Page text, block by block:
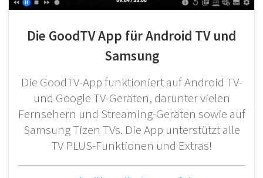
Die GoodTV App für Android TV und
Samsung
Die GoodTV-App funktioniert auf Android TV-
und Google TV-Geräten, darunter vielen
Fernsehern und Streaming-Geräten sowie auf
Samsung Tizen TVs. Die App unterstützt alle
TV PLUS-Funktionen und Extras!